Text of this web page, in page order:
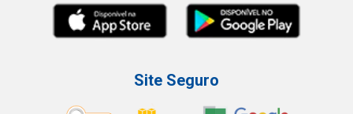
Site Seguro